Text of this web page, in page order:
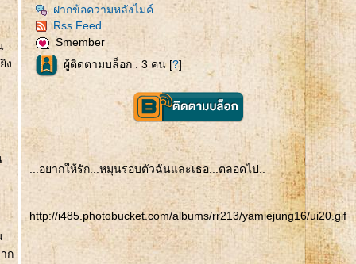
ง
ก
ฝากข้อความหลังไมค์
Rss Feed
Smember
ผู้ติดตามบล็อก : 3 คน [?]
...อยากให้รัก...หมุนรอบตัวฉันและเธอ...ตลอดไป..
http://i485.photobucket.com/albums/rr213/yamiejung16/ui20.gif